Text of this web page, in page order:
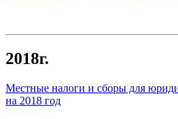
2018г.
Местные налоги и сборы для
на 2018 год